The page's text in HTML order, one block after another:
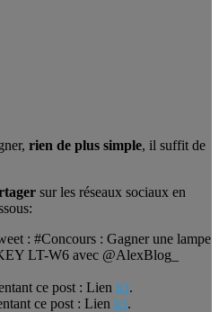
rien de plus simple, il suffit de
sur les réseaux sociaux en
: #Concours : Gagner une lampe
LT-W6 avec @AlexBlog_
ce post : Lien ici.
ce post : Lien ici.